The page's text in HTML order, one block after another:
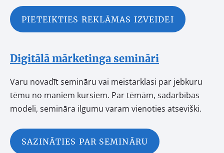
PIETEIKTIES REKLĀMAS IZVEIDEI
Digitālā mārketinga semināri
Varu novadīt semināru vai meistarklasi par jebkuru
tēmu no maniem kursiem. Par tēmām, sadarbības
modeli, semināra ilgumu varam vienoties atseviški.
SAZINĀTIES PAR SEMINĀRU